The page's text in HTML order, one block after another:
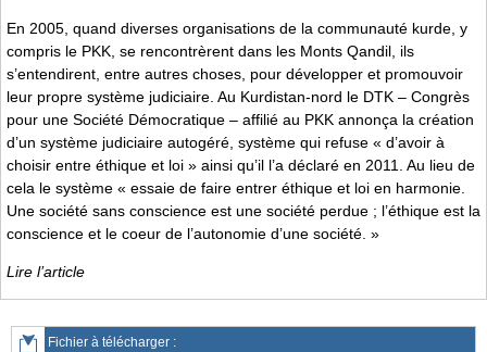
En 2005, quand diverses organisations de la communauté kurde, y
compris le PKK, se rencontrèrent dans les Monts Qandil, ils
s’entendirent, entre autres choses, pour développer et promouvoir
leur propre système judiciaire. Au Kurdistan-nord le DTK – Congrès
pour une Société Démocratique – affilié au PKK annonça la création
d’un système judiciaire autogéré, système qui refuse « d’avoir à
choisir entre éthique et loi » ainsi qu’il l’a déclaré en 2011. Au lieu de
cela le système « essaie de faire entrer éthique et loi en harmonie.
Une société sans conscience est une société perdue ; l’éthique est la
conscience et le coeur de l’autonomie d’une société. »
Lire l’article
Fichier à télécharger :